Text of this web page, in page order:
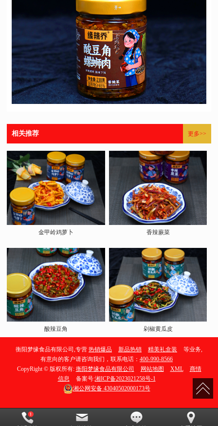
相关推荐 更多>>
金甲岭鸡萝卜 香辣蕨菜
酸辣豆角 剁椒黄瓜皮
衡阳梦缘食品有限公司,专营 热销爆品 新品热销 精美礼盒装
等业务,
有意向的客户请咨询我们，联系电话： 400-990-8566
CopyRight © 版权所有: 衡阳梦缘食品有限公司 网站地图 XML
商情
信息
备案号:湘ICP备2023021258号-1
湘公网安备43040502000173号